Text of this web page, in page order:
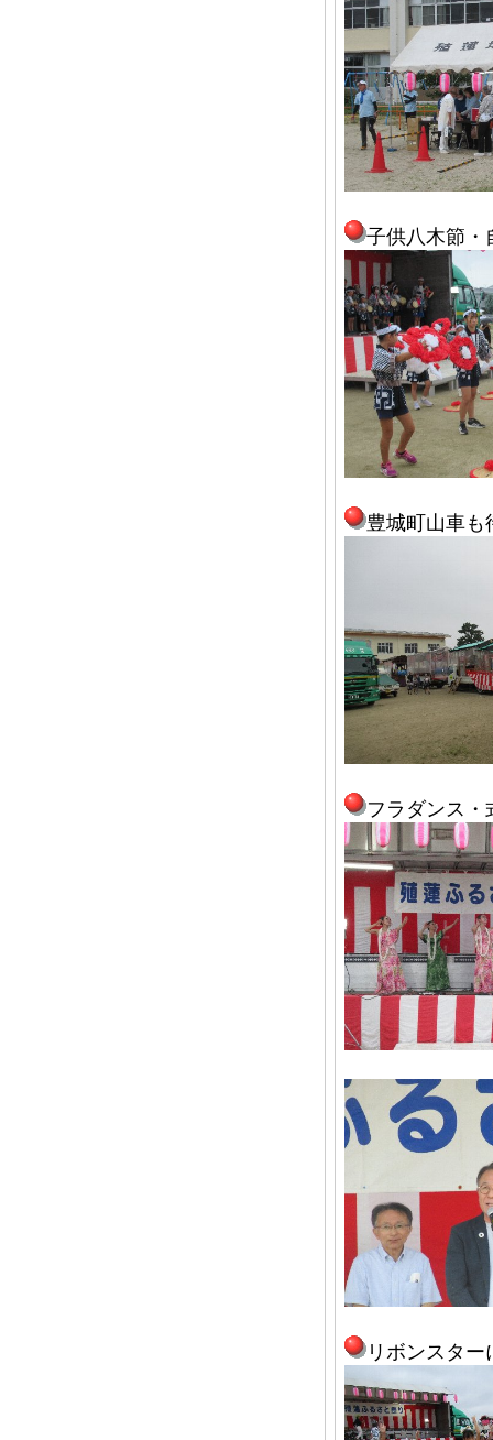
子供八木節・
豊城町山車も
フラダンス・
リボンスタ